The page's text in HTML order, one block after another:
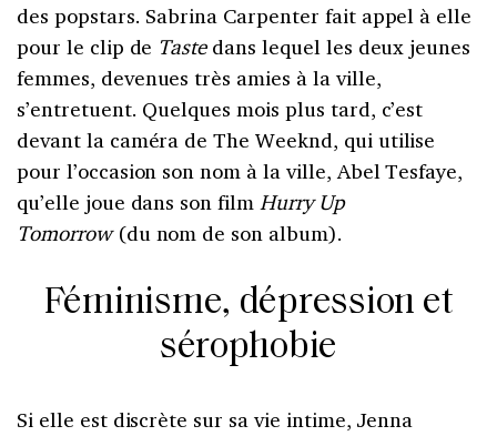
des popstars. Sabrina Carpenter fait appel à elle
pour le clip de Tastedans lequel les deux jeunes
femmes, devenues très amies à la ville,
s’entretuent. Quelques mois plus tard, c’est
devant la caméra de The Weeknd, qui utilise
pour l’occasion son nom à la ville, Abel Tesfaye,
qu’elle joue dans son film Hurry Up
Tomorrow(du nom de son album).
Féminisme, dépression et
sérophobie
Si elle est discrète sur sa vie intime, Jenna